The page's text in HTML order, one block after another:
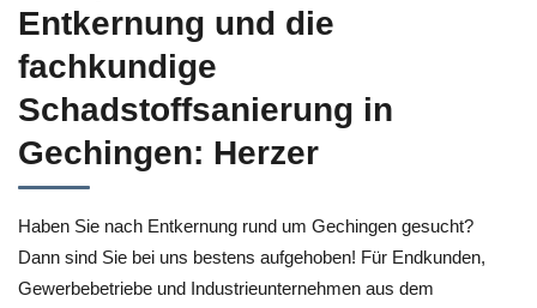
Entkernung und die
fachkundige
Schadstoffsanierung in
Gechingen: Herzer
Haben Sie nach Entkernung rund um Gechingen gesucht?
Dann sind Sie bei uns bestens aufgehoben! Für Endkunden,
Gewerbebetriebe und Industrieunternehmen aus dem